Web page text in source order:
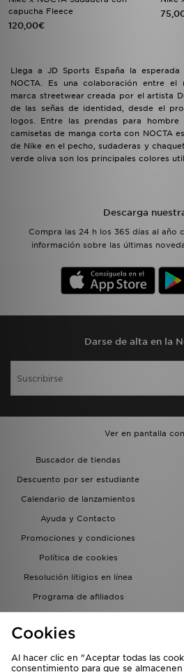
capucha Fleece
120,00€
Llega a JD Sports España la
NOCTA. Es una colaboración entre
marca streetwear creada por el artista
de las señas de identidad, desde el
logos. Entre las prendas para
camisetas de manga corta con NOCTA
de Nike en el pecho, sudaderas y
verde oliva son los principales colores
Descarga
Compra las 24 h los 365 días al año
información sobre las últimas
Darse de alta en la
Ver en pantalla
Buscador de tiendas
Descuento por ser estudiante
Calendario de lanzamientos
Ayuda y Contacto
Promociones y condiciones
Política de cookies
Resolución litigios en línea
Programa de afiliados
del grupo JD - Whistleblowing
Cookies
Al hacer clic en "Aceptar todas las
consentimiento para que se